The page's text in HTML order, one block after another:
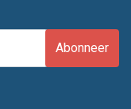
Abonneer